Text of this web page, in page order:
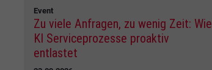
Event
Zu viele Anfragen, zu wenig Zeit: Wie
KI Serviceprozesse proaktiv
entlastet